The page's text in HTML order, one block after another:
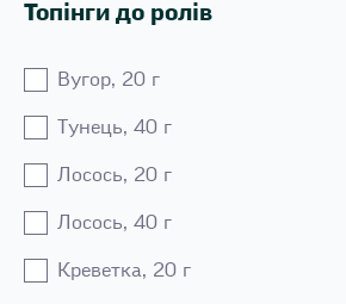
Топінги до ролів
Вугор, 20 г
Тунець, 40 г
Лосось, 20 г
Лосось, 40 г
Креветка, 20 г